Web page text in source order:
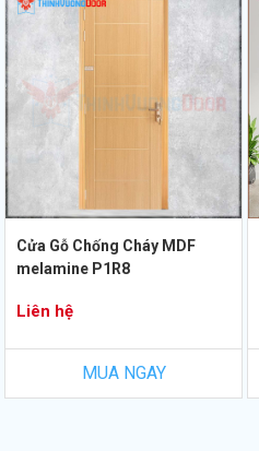
Cửa Gỗ Chống Cháy MDF
melamine P1R8
Liên hệ
MUA NGAY